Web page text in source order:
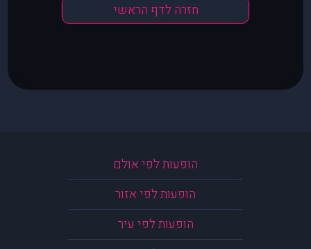
חזרה לדף הראשי
הופעות לפי אולם
הופעות לפי אזור
הופעות לפי עיר